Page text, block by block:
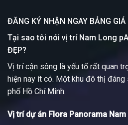
ĐĂNG KÝ NHẬN NGAY BẢNG GIÁ
Tại sao tôi nói vị trí Nam Long
ĐẸP?
Vị trí cận sông là yếu tố rất quan
hiện nay ít có. Một khu đô thị
phố Hồ Chí Minh.
Vị trí dự án Flora Panorama